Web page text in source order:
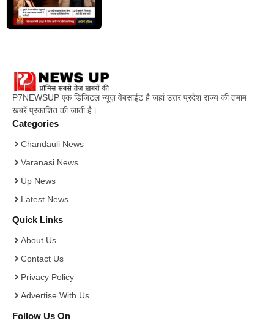
P7NEWSUP एक डिजिटल न्यूज़ वेबसाईट है जहां उत्तर प्रदेश राज्य की तमाम
खबरें प्रकाशित की जाती है।
Categories
Chandauli News
Varanasi News
Up News
Latest News
Quick Links
About Us
Contact Us
Privacy Policy
Advertise With Us
Follow Us On